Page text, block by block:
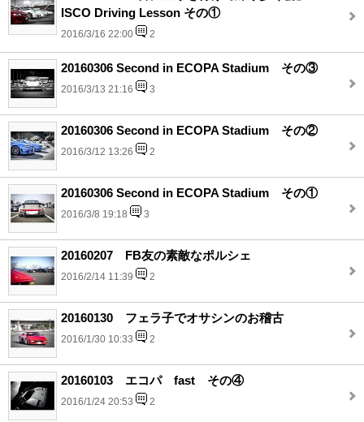
ISCO Driving Lesson その①
2016/3/16 22:00 2
20160306 Second in ECOPA Stadium その③
2016/3/13 21:16 3
20160306 Second in ECOPA Stadium その②
2016/3/12 13:26 2
20160306 Second in ECOPA Stadium その①
2016/3/8 19:18 3
20160207 FB友の素敵なポルシェ
2016/2/14 11:39 2
20160130 フェラ子でオサシンのお稽古
2016/1/30 10:33 2
20160103 エコパ fast その④
2016/1/24 20:53 2